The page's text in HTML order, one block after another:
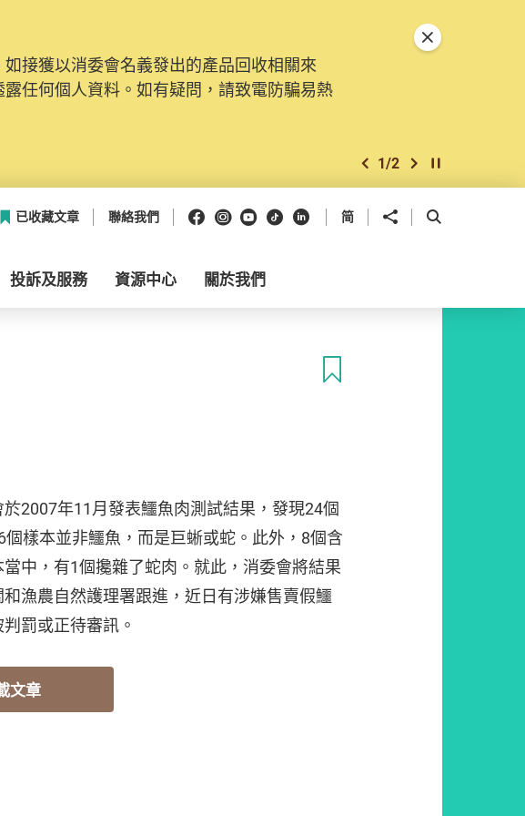
接獲以消委會名義發出的產品回收相關來
任何個人資料。如有疑問，請致電防騙易熱
上一個
1/2 下一個開始/暫停幻燈
關閉特別通告
已收藏文章 聯絡我們 Facebook
Instagram
Youtube
抖音領英 简 分享到 開啟搜尋框
投訴及服務 資源中心 關於我們
2007年11月發表鱷魚肉測試結果，發現24個
個樣本並非鱷魚，而是巨蜥或蛇。此外，8個含
中，有1個攙雜了蛇肉。就此，消委會將結果
漁農自然護理署跟進，近日有涉嫌售賣假鱷
罰或正待審訊。
文章